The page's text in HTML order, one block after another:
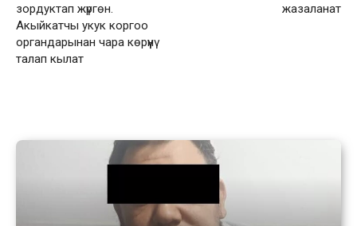
зордуктап жүргөн.
Акыйкатчы укук коргоо
органдарынан чара көрүүнү
талап кылат
жазаланат